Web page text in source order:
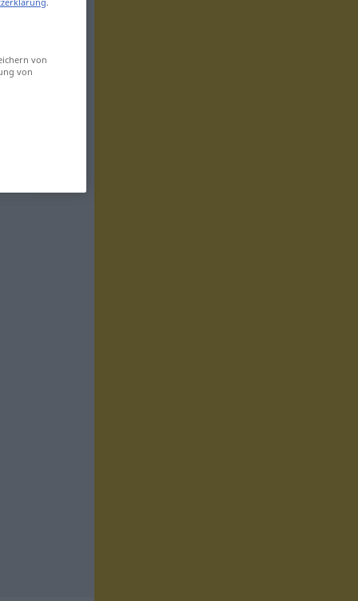
von
von